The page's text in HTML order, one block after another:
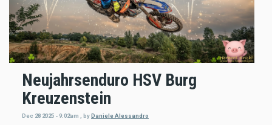
Neujahrsenduro HSV Burg
Kreuzenstein
Dec 28 2025 - 9:02am , byDaniele Alessandro